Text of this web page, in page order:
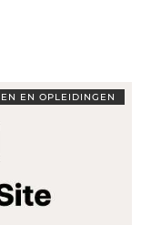
EN OPLEIDINGEN